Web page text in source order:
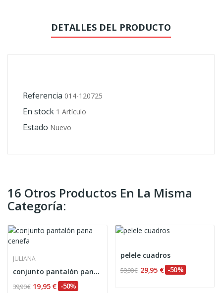
DETALLES DEL PRODUCTO
Referencia 014-120725
En stock 1 Artículo
Estado Nuevo
16 Otros Productos En La Misma
Categoría:
JULIANA
conjunto pantalón pana cenefa
39,90 € 19,95 € -50%
pelele cuadros
59,90 € 29,95 € -50%